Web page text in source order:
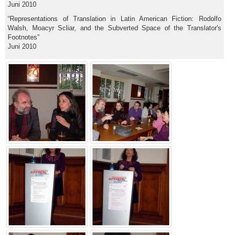
Juni 2010
“Representations of Translation in Latin American Fiction: Rodolfo
Walsh, Moacyr Scliar, and the Subverted Space of the Translator's
Footnotes”
Juni 2010